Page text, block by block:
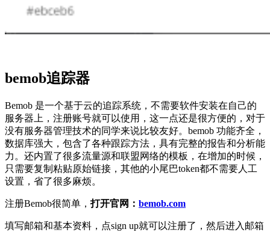
bemob追踪器
Bemob 是一个基于云的追踪系统，不需要软件安装在自己的
服务器上，注册账号就可以使用，这一点还是很方便的，对于
没有服务器管理技术的同学来说比较友好。bemob 功能齐全，
数据库强大，包含了各种跟踪方法，具有完整的报告和分析能
力。还内置了很多流量源和联盟网络的模板，在增加的时候，
只需要复制粘贴原始链接，其他的小尾巴token都不需要人工
设置，省了很多麻烦。
注册Bemob很简单，打开官网： bemob.com
填写邮箱和基本资料，点sign up就可以注册了，然后进入邮箱